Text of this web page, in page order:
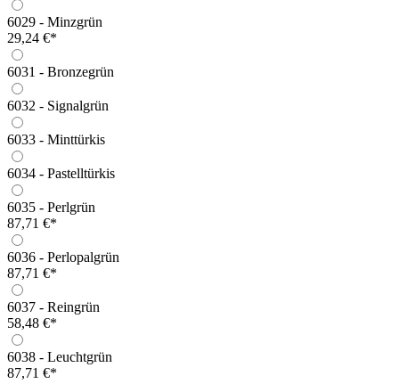
6029 - Minzgrün
29,24 €*
6031 - Bronzegrün
6032 - Signalgrün
6033 - Minttürkis
6034 - Pastelltürkis
6035 - Perlgrün
87,71 €*
6036 - Perlopalgrün
87,71 €*
6037 - Reingrün
58,48 €*
6038 - Leuchtgrün
87,71 €*